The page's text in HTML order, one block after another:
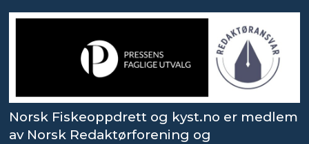
Norsk Fiskeoppdrett og kyst.no er medlem
av Norsk Redaktørforening og